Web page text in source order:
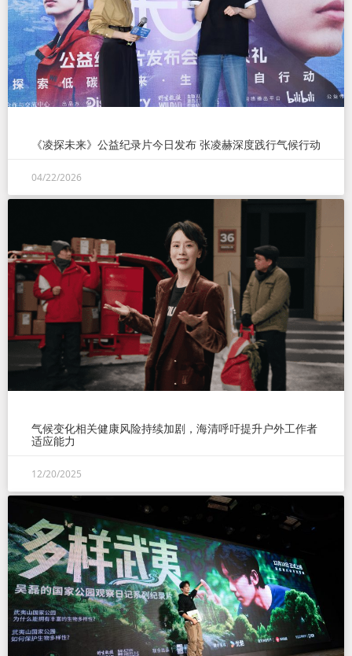
《凌探未来》公益纪录片今日发布 张凌赫深度践行气候行动
04/22/2026
气候变化相关健康风险持续加剧，海清呼吁提升户外工作者
适应能力
12/20/2025